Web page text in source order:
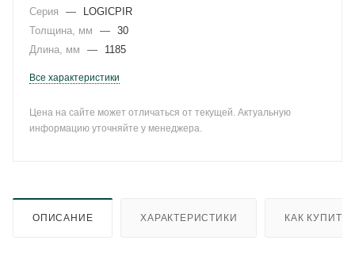
Серия
—
LOGICPIR
Толщина, мм
— 30
Длина, мм
— 1185
Все характеристики
Цена на сайте может отличаться от текущей. Актуальную
информацию уточняйте у менеджера.
ОПИСАНИЕ ХАРАКТЕРИСТИКИ КАК КУПИТЬ